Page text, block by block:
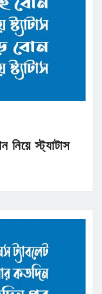
নিয়ে স্ট্যাটাস